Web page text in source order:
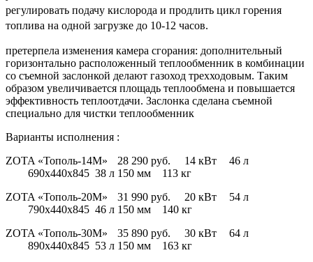
регулировать подачу кислорода и продлить цикл горения
топлива на одной загрузке до 10-12 часов.
претерпела изменения камера сгорания: дополнительный
горизонтально расположенный теплообменник в комбинации
со съемной заслонкой делают газоход трехходовым. Таким
образом увеличивается площадь теплообмена и повышается
эффективность теплоотдачи. Заслонка сделана съемной
специально для чистки теплообменник
Варианты исполнения :
ZOTA «Тополь-14М»
28 290 руб. 14 кВт
46 л
690х440х845 38 л 150 мм
113 кг
ZOTA «Тополь-20М»
31 990 руб. 20 кВт
54 л
790х440х845 46 л 150 мм
140 кг
ZOTA «Тополь-30М»
35 890 руб. 30 кВт
64 л
890х440х845 53 л 150 мм
163 кг